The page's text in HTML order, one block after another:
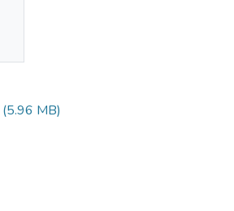
(5.96 MB)